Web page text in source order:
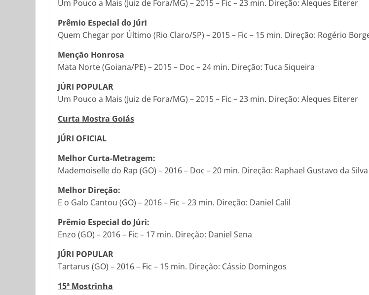
Um Pouco a Mais (Juiz de Fora/MG) – 2015 – Fic – 23 min. Direção: Aleques Eiterer
Prêmio Especial do Júri
Quem Chegar por Último (Rio Claro/SP) – 2015 – Fic – 15 min. Direção: Rogério
Menção Honrosa
Mata Norte (Goiana/PE) – 2015 – Doc – 24 min. Direção: Tuca Siqueira
JÚRI POPULAR
Um Pouco a Mais (Juiz de Fora/MG) – 2015 – Fic – 23 min. Direção: Aleques Eiterer
Curta Mostra Goiás
JÚRI OFICIAL
Melhor Curta-Metragem:
Mademoiselle do Rap (GO) – 2016 – Doc – 20 min. Direção: Raphael Gustavo da Silva
Melhor Direção:
E o Galo Cantou (GO) – 2016 – Fic – 23 min. Direção: Daniel Calil
Prêmio Especial do Júri:
Enzo (GO) – 2016 – Fic – 17 min. Direção: Daniel Sena
JÚRI POPULAR
Tartarus (GO) – 2016 – Fic – 15 min. Direção: Cássio Domingos
15ª Mostrinha